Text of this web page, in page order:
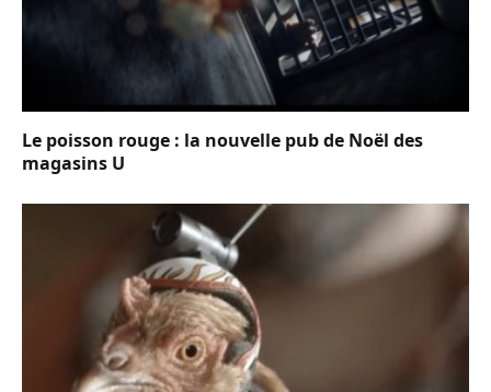
Le poisson rouge : la nouvelle pub de Noël des
magasins U